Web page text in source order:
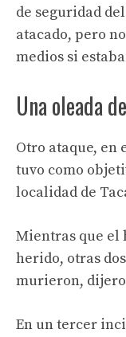
de seguridad
atacado, pero
medios si
Una oleada
Otro ataque, en
tuvo como
localidad de
Mientras que el
herido, otras
murieron,
En un tercer